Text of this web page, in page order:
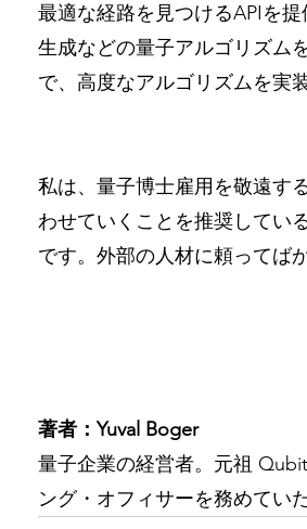
最適な経路を見つけるAPIを
生成などの量子アルゴリズム
で、高度なアルゴリズムを実
私は、量子博士雇用を敬遠す
わせていくことを推奨してい
です。外部の人材に頼ってば
著者：Yuval Boger
量子企業の経営者。元祖
ング・オフィサーを務めていた